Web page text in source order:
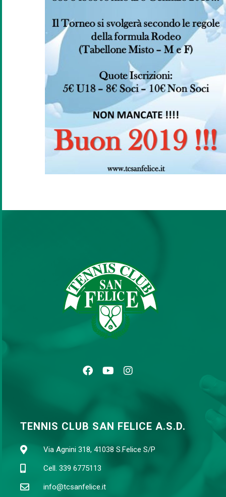
TENNIS CLUB SAN FELICE A.S.D.
Via Agnini 318, 41038 S.Felice S/P
Cell. 339 6775113
info@tcsanfelice.it